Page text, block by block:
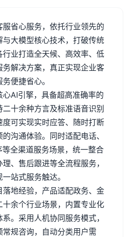
省心服务，依托行业领先的
大模型核心技术，打破传统
业打造全天候、高效率、低
务解决方案，真正实现企业客
便捷省心。
心AI引擎，具备超高准确率的
十余种方言及标准语音识别
可实现实时应答、随时打断
沟通体验。同时适配电话、
全渠道服务场景，统一整合
、售后跟进等全流程服务，
站式服务触达。
地经验，产品适配政务、金
余个行业场景，内置专业化
。采用人机协同服务模式，
规咨询，自动分类用户需